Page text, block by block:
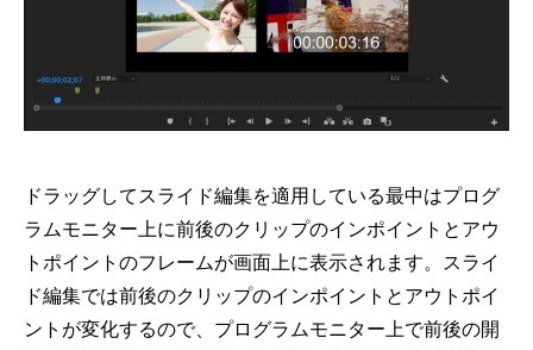
ドラッグしてスライド編集を適用している最中はプログ
ラムモニター上に前後のクリップのインポイントとアウ
トポイントのフレームが画面上に表示されます。スライ
ド編集では前後のクリップのインポイントとアウトポイ
ントが変化するので、プログラムモニター上で前後の開